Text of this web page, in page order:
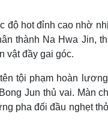
độ hot đỉnh cao nhờ
thành Na Hwa Jin,
vật đầy gai góc.
tội phạm hoàn
Jun thủ vai. Màn
pha đối đầu nghẹt